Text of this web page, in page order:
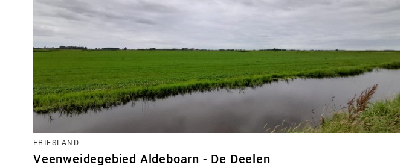
FRIESLAND
Veenweidegebied Aldeboarn - De Deelen